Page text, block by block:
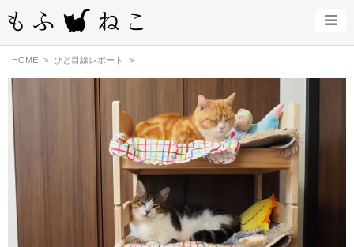
HOME ひと目線レポート